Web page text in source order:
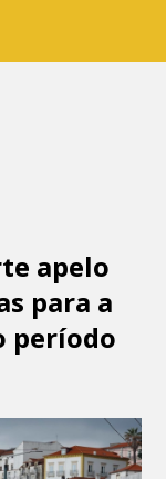
apelo
para a
período